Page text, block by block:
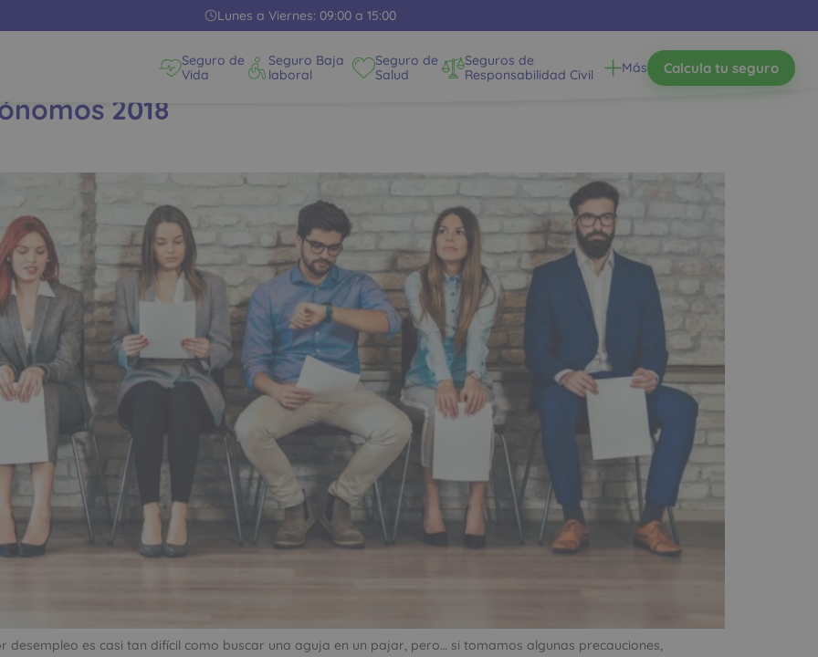
Lunes a Viernes: 09:00 a 15:00
Seguro de
Vida
Seguro Baja
laboral
Seguro de
Salud
Seguros de
Responsabilidad Civil
Más Calcula tu seguro
2018
es casi tan difícil como buscar una aguja en un pajar, pero… si tomamos algunas precauciones,